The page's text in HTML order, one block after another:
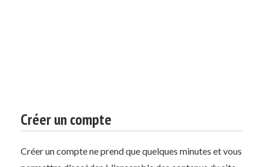
Créer un compte
Créer un compte ne prend que quelques minutes et vous